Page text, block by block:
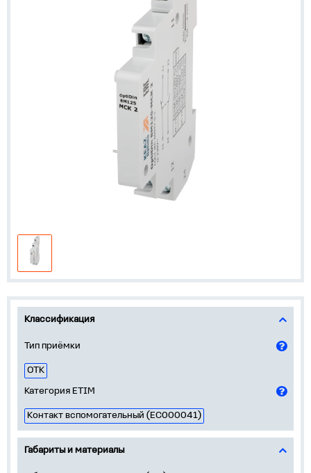
Классификация
Тип приёмки
ОТК
Категория ETIM
Контакт вспомогательный (EC000041)
Габариты и материалы